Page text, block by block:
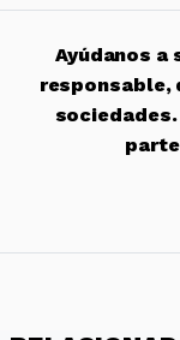
Ayúdanos a
responsable,